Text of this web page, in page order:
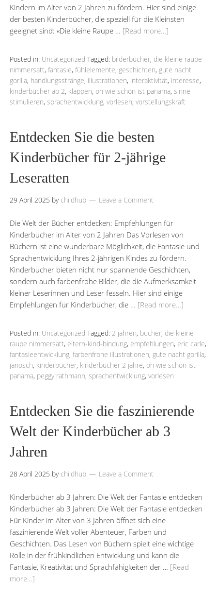
Kindern im Alter von 2 Jahren zu fördern. Hier sind einige
der besten Kinderbücher, die speziell für die Kleinsten
geeignet sind: «Die kleine Raupe … [Read more…]
Posted in: Uncategorized Tagged: bilderbücher, die kleine raupe
nimmersatt, fantasie, fühlelemente, geschichten, gute nacht
gorilla, handlungsstränge, illustrationen, interaktivität, interesse,
kinderbücher ab 2, klappen, oh wie schön ist panama, sinne
stimulieren, sprachentwicklung, vorlesen, vorstellungskraft
Entdecken Sie die besten
Kinderbücher für 2-jährige
Leseratten
29 April 2025 by childhub Leave a Comment
Die Welt der Bücher entdecken: Empfehlungen für
Kinderbücher im Alter von 2 Jahren Das Vorlesen von
Büchern ist eine wunderbare Möglichkeit, die Fantasie und
Sprachentwicklung Ihres 2-jährigen Kindes zu fördern.
Kinderbücher bieten nicht nur spannende Geschichten,
sondern auch farbenfrohe Bilder, die die Aufmerksamkeit
kleiner Leserinnen und Leser fesseln. Hier sind einige
Empfehlungen für Kinderbücher, die … [Read more…]
Posted in: Uncategorized Tagged: 2 jahren, bücher, die kleine
raupe nimmersatt, eltern-kind-bindung, empfehlungen, eric carle,
fantasieentwicklung, farbenfrohe illustrationen, gute nacht gorilla,
janosch, kinderbücher, kinderbücher 2 jahre, oh wie schön ist
panama, peggy rathmann, sprachentwicklung, vorlesen
Entdecken Sie die faszinierende
Welt der Kinderbücher ab 3
Jahren
28 April 2025 by childhub Leave a Comment
Kinderbücher ab 3 Jahren: Die Welt der Fantasie entdecken
Kinderbücher ab 3 Jahren: Die Welt der Fantasie entdecken
Für Kinder im Alter von 3 Jahren öffnet sich eine
faszinierende Welt voller Abenteuer, Farben und
Geschichten. Das Lesen von Büchern spielt eine wichtige
Rolle in der frühkindlichen Entwicklung und kann die
Fantasie, Kreativität und Sprachfähigkeiten der … [Read
more…]